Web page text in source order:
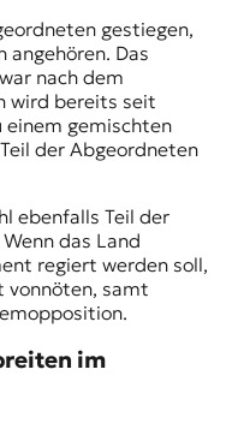
gestiegen,
Das
nach dem
wird bereits seit
einem gemischten
der Abgeordneten
ebenfalls Teil der
das Land
regiert werden soll,
vonnöten, samt
im